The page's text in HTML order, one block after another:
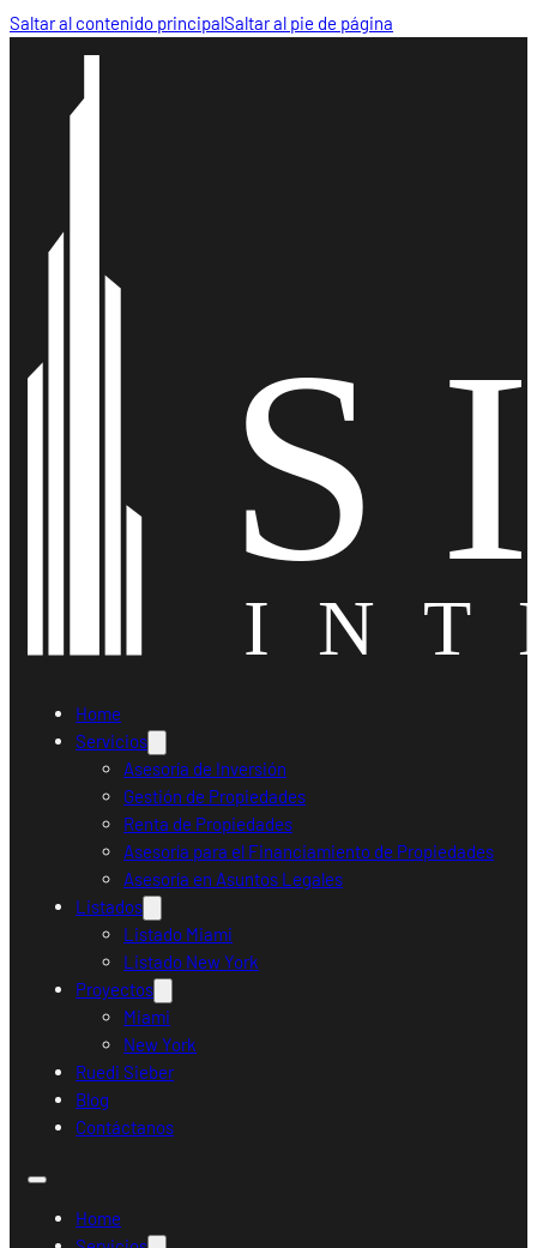
Saltar al contenido principalSaltar al pie de página
Home
Servicios
Asesoría de Inversión
Gestión de Propiedades
Renta de Propiedades
Asesoría para el Financiamiento de Propiedades
Asesoría en Asuntos Legales
Listados
Listado Miami
Listado New York
Proyectos
Miami
New York
Ruedi Sieber
Blog
Contáctanos
Home